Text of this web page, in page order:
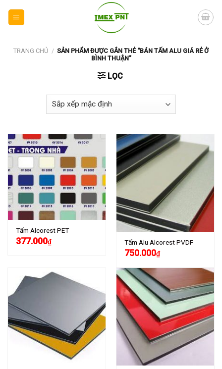
TRANG CHỦ / SẢN PHẨM ĐƯỢC GẮN THẺ “BÁN TẤM ALU GIÁ RẺ Ở
BÌNH THUẬN”
LỌC
Tấm Alcorest PET
377.000₫ Tấm Alu Alcorest PVDF
750.000₫